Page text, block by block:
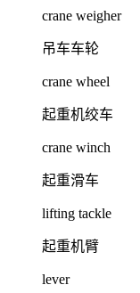
crane weigher
吊车车轮
crane wheel
起重机绞车
crane winch
起重滑车
lifting tackle
起重机臂
lever